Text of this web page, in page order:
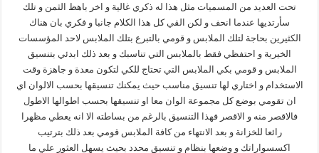
تحت العديد من المسميات مثل هذا له ذكري غالية و اخر باهظ الثمن و تلك
سأرتديها عندما انحف و لكن القي كل هذا الكلام جانبا و فكري بان هناك
الكثيرين بحاجة لتلك الملابس و قومي بالتبرع بتلك الملابس لاحد المؤسسات
الخيرية و احتفظي فقط بالملابس التي تناسبك و بعد ذلك ابدئي بتنسيق
الملابس و قومي بكي الملابس التي تحتاج للكي لتكون معدة و جاهزة وقت
الاستخدام و اختاري لها تنسيق مناسب حيث يمكنك تنسيقها بحسب الالوان اي
ان تقومي بوضع كل مجموعة الوان معا او تنسيقها بحسب اطوالها الاطول
فالاقصر منه و الاقصر فهذا التنسيق بالرغم من بساطته الا انه يعطي مظهرا
رائعا للخزانة و بعد الانتهاء من كافة الملابس قومي بعد ذلك بترتيب
اكسسواراتك و وضعها بنظام و تنسيق محدد بحيث يسهل العثور علي ما